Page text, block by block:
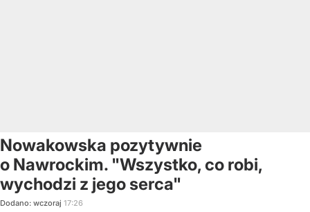
Nowakowska pozytywnie
o Nawrockim. "Wszystko, co robi,
wychodzi z jego serca"
Dodano: wczoraj 17:26